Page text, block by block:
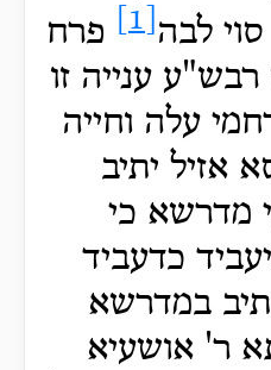
לבה
פרח
ענייה זו
עלה וחייה
אזיל יתיב
מדרשא כי
כדעביד
במדרשא
ר' אושעיא